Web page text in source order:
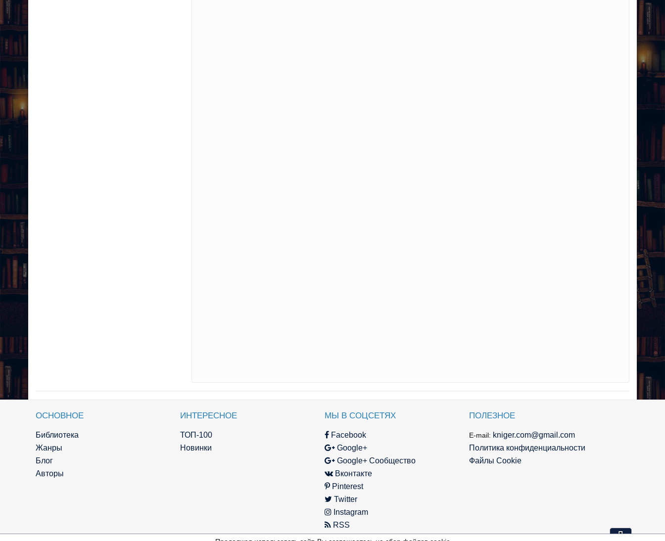
ОСНОВНОЕ
Библиотека
Жанры
Блог
Авторы
ИНТЕРЕСНОЕ
ТОП-100
Новинки
МЫ В СОЦСЕТЯХ
Facebook
Google+
Google+ Сообщество
Вконтакте
Pinterest
Twitter
Instagram
RSS
ПОЛЕЗНОЕ
E-mail: kniger.com@gmail.com
Политика конфиденциальности
Файлы Cookie